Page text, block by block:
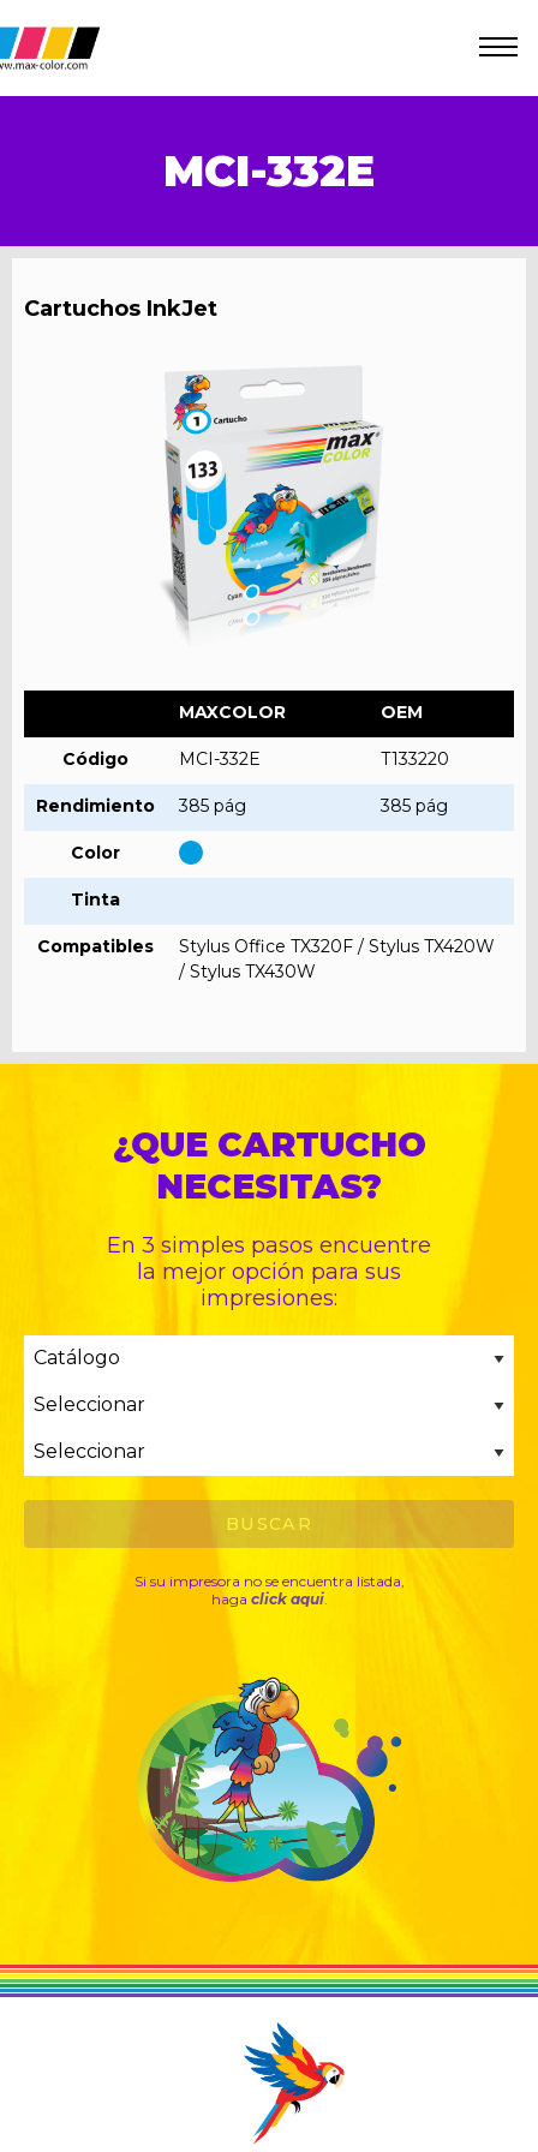
MCI-332E
Cartuchos InkJet
MAXCOLOR OEM
Código MCI-332E T133220
Rendimiento 385 pág 385 pág
Color
Tinta
Compatibles
Stylus Office TX320F / Stylus TX420W
/ Stylus TX430W
¿QUE CARTUCHO
NECESITAS?
En 3 simples pasos encuentre
la mejor opción para sus
impresiones:
Si su impresora no se encuentra listada,
haga click aqui.